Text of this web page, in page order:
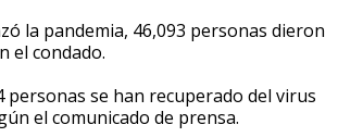
la pandemia, 46,093 personas dieron
el condado.
personas se han recuperado del virus
el comunicado de prensa.